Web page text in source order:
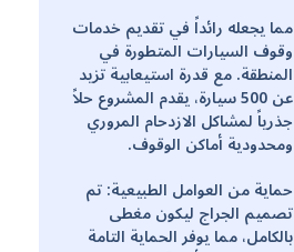
مما يجعله رائداً في تقديم خدمات
وقوف السيارات المتطورة في
المنطقة. مع قدرة استيعابية تزيد
عن 500 سيارة، يقدم المشروع حلاً
جذرياً لمشاكل الازدحام المروري
ومحدودية أماكن الوقوف.
حماية من العوامل الطبيعية: تم
تصميم الجراج ليكون مغطى
بالكامل، مما يوفر الحماية التامة